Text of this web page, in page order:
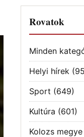
Rovatok
Minden
Helyi hírek
Sport (649)
Kultúra (601)
Kolozs megye